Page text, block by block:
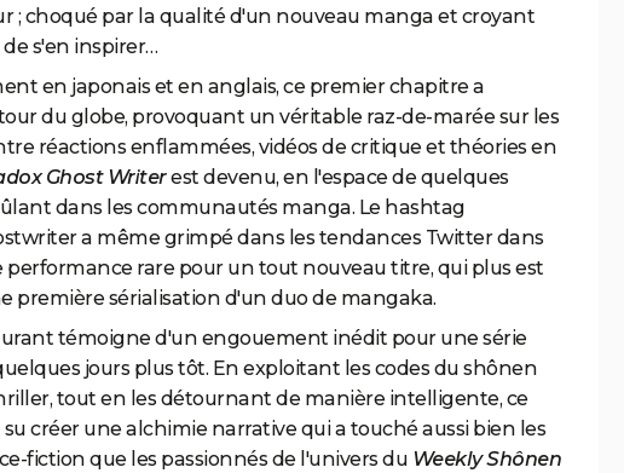
; choqué par la qualité d'un nouveau manga et croyant
de s'en inspirer…
en japonais et en anglais, ce premier chapitre a
du globe, provoquant un véritable raz-de-marée sur les
réactions enflammées, vidéos de critique et théories en
Ghost Writerest devenu, en l'espace de quelques
dans les communautés manga. Le hashtag
a même grimpé dans les tendances Twitter dans
performance rare pour un tout nouveau titre, qui plus est
première sérialisation d'un duo de mangaka.
témoigne d'un engouement inédit pour une série
jours plus tôt. En exploitant les codes du shônen
tout en les détournant de manière intelligente, ce
créer une alchimie narrative qui a touché aussi bien les
fiction que les passionnés de l'univers du Weekly Shônen